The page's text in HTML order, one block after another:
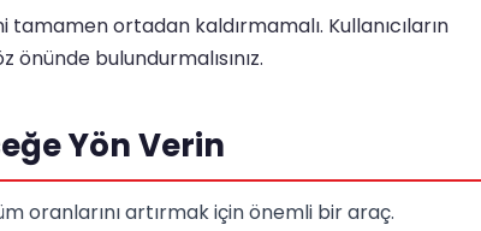
ortadan kaldırmamalı. Kullanıcıların
bulundurmalısınız.
Yön Verin
oranlarını artırmak için önemli bir araç.